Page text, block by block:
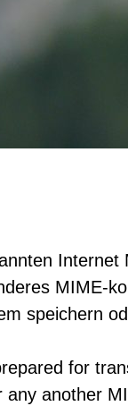
Internet
MIME-
speichern
for
another